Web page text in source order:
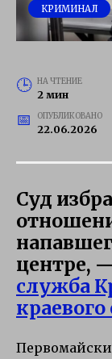
КРИМИНАЛ
НА ЧТЕНИЕ
2 мин
ОПУБЛИКОВАНО
22.06.2026
Суд
центре,
служба
краевого